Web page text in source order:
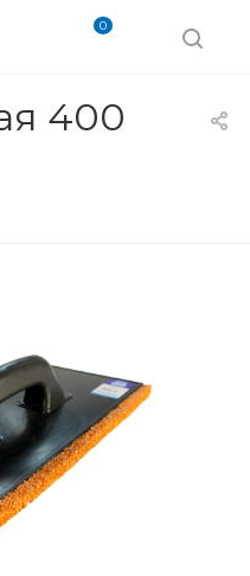
0
400